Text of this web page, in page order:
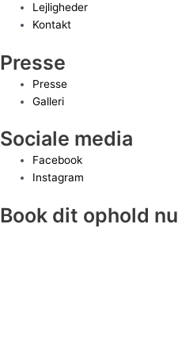
Lejligheder
Kontakt
Presse
Presse
Galleri
Sociale media
Facebook
Instagram
Book dit ophold nu